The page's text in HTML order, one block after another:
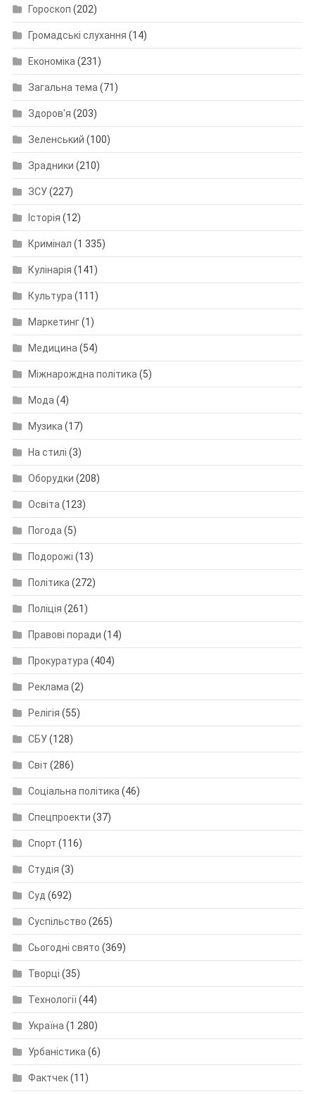
Гороскоп (202)
Громадські слухання (14)
Економіка (231)
Загальна тема (71)
Здоров'я (203)
Зеленський (100)
Зрадники (210)
ЗСУ(227)
Історія (12)
Кримінал (1 335)
Кулінарія (141)
Культура (111)
Маркетинг(1)
Медицина (54)
Міжнарождна політика (5)
Мода (4)
Музика (17)
На стилі (3)
Оборудки (208)
Освіта (123)
Погода (5)
Подорожі (13)
Політика (272)
Поліція (261)
Правові поради (14)
Прокуратура (404)
Реклама (2)
Релігія (55)
СБУ(128)
Світ (286)
Соціальна політика (46)
Спецпроекти (37)
Спорт (116)
Студія (3)
Суд (692)
Суспільство (265)
Сьогодні свято (369)
Творці (35)
Технології(44)
Україна (1 280)
Урбаністика (6)
Фактчек(11)